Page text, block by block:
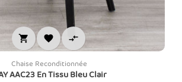
  
Chaise Reconditionnée
AAC23 En Tissu Bleu Clair